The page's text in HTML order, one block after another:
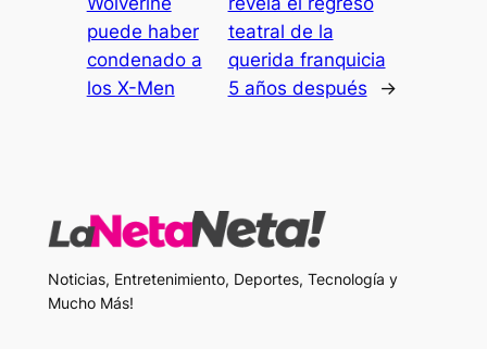
puede haber
condenado a
los X-Men
teatral de la
querida franquicia
5 años después
→
Noticias, Entretenimiento, Deportes, Tecnología y
Mucho Más!